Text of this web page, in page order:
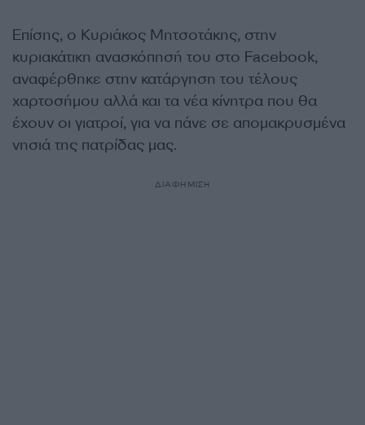
Επίσης, ο Κυριάκος Μητσοτάκης, στην
κυριακάτικη ανασκόπησή του στο Facebook,
αναφέρθηκε στην κατάργηση του τέλους
χαρτοσήμου αλλά και τα νέα κίνητρα που θα
έχουν οι γιατροί, για να πάνε σε απομακρυσμένα
νησιά της πατρίδας μας.
ΔΙΑΦΗΜΙΣΗ